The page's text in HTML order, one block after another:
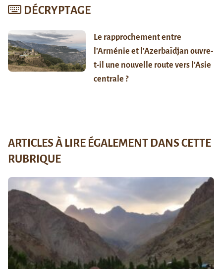
DÉCRYPTAGE
Le rapprochement entre
l’Arménie et l’Azerbaïdjan ouvre-
t-il une nouvelle route vers l’Asie
centrale ?
ARTICLES À LIRE ÉGALEMENT DANS CETTE
RUBRIQUE